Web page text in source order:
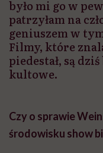
było mi go w
patrzyłam na
geniuszem w
Filmy, które
piedestał, są
kultowe.
Czy o sprawie
środowisku show